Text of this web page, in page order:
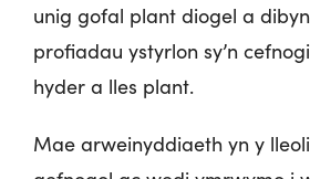
unig gofal plant diogel a
profiadau ystyrlon sy’n
hyder a lles plant.
Mae arweinyddiaeth yn y